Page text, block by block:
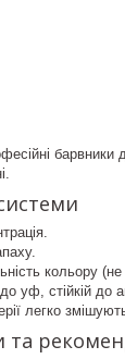
кольору
до уф, стійкій до
легко